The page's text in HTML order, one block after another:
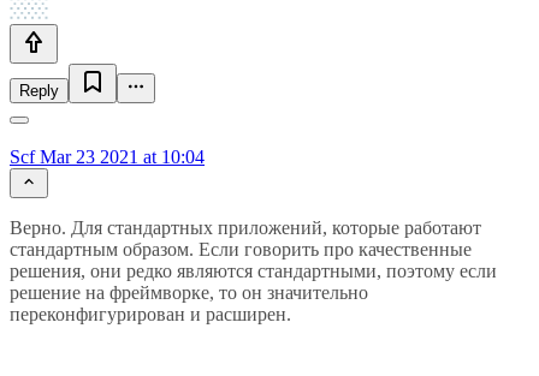
Reply
ScfMar 23 2021 at 10:04
Верно. Для стандартных приложений, которые работают
стандартным образом. Если говорить про качественные
решения, они редко являются стандартными, поэтому если
решение на фреймворке, то он значительно
переконфигурирован и расширен.